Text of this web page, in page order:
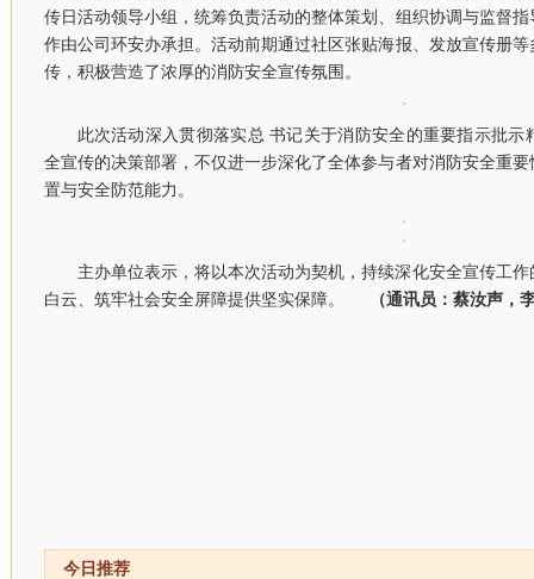
传日活动领导小组，统筹负责活动的整体策划、组织协调与监督
作由公司环安办承担。活动前期通过社区张贴海报、发放宣传册
传，积极营造了浓厚的消防安全宣传氛围。
此次活动深入贯彻落实总 书记关于消防安全的重要指示批示
全宣传的决策部署，不仅进一步深化了全体参与者对消防安全重
置与安全防范能力。
主办单位表示，将以本次活动为契机，持续深化安全宣传工
白云、筑牢社会安全屏障提供坚实保障。
（通讯员：蔡汝声，
今日推荐